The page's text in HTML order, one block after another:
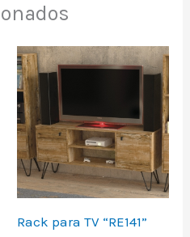
Rack para TV “RE141”